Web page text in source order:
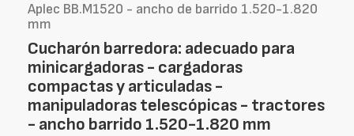
Aplec BB.M1520 - ancho de barrido 1.520-1.820
mm
Cucharón barredora: adecuado para
minicargadoras - cargadoras
compactas y articuladas -
manipuladoras telescópicas - tractores
- ancho barrido 1.520-1.820 mm